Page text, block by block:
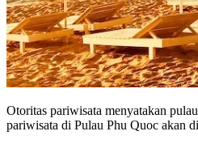
Otoritas pariwisata menyatakan
pariwisata di Pulau Phu Quoc akan